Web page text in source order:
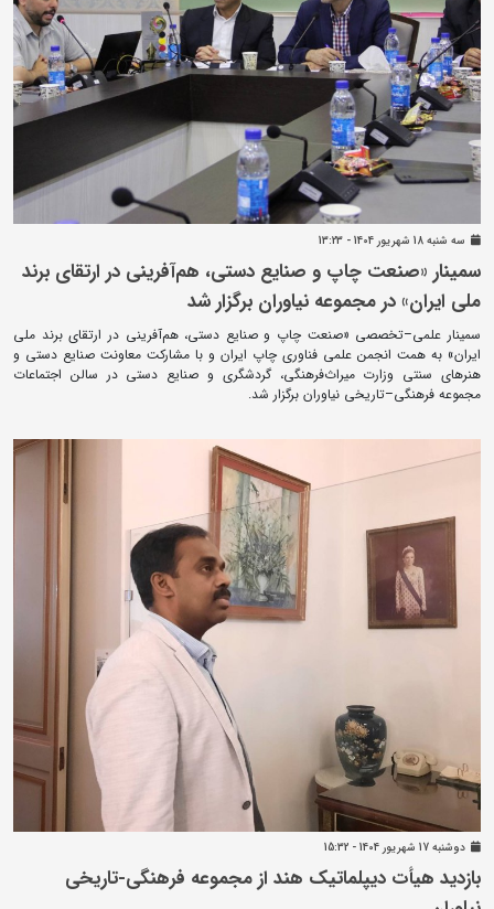
سه شنبه 18 شهريور 1404 - 13:23
سمینار «صنعت چاپ و صنایع دستی، هم‌آفرینی در ارتقای برند
ملی ایران» در مجموعه نیاوران برگزار شد
سمینار علمی–تخصصی «صنعت چاپ و صنایع دستی، هم‌آفرینی در ارتقای برند ملی
ایران» به همت انجمن علمی فناوری چاپ ایران و با مشارکت معاونت صنایع دستی و
هنرهای سنتی وزارت میراث‌فرهنگی، گردشگری و صنایع دستی در سالن اجتماعات
مجموعه فرهنگی–تاریخی نیاوران برگزار شد.
دوشنبه 17 شهريور 1404 - 15:32
بازدید هیأت دیپلماتیک هند از مجموعه فرهنگی‌-تاریخی